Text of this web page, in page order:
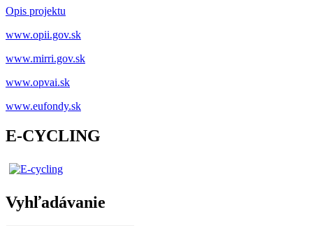
Opis projektu
www.opii.gov.sk
www.mirri.gov.sk
www.opvai.sk
www.eufondy.sk
E-CYCLING
Vyhľadávanie